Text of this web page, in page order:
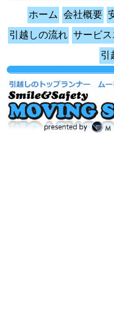
ホーム 会社概要
引越しの流れ サービ
引